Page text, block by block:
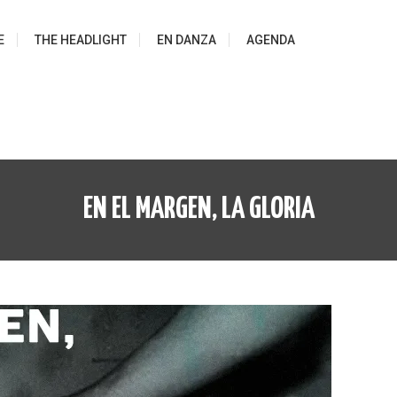
THE HEADLIGHT EN DANZA AGENDA
EN EL MARGEN, LA GLORIA